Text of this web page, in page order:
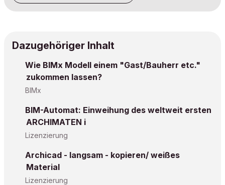
Dazugehöriger Inhalt
Wie BIMx Modell einem "Gast/Bauherr etc."
zukommen lassen?
BIMx
BIM-Automat: Einweihung des weltweit ersten
ARCHIMATEN i
Lizenzierung
Archicad - langsam - kopieren/ weißes
Material
Lizenzierung